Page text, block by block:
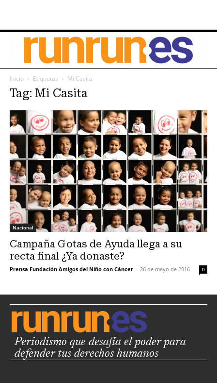
Inicio Etiquetas Mi Casita
Tag: Mi Casita
Nacional
Campaña Gotas de Ayuda llega a su
recta final ¿Ya donaste?
Prensa Fundación Amigos del Niño con Cáncer - 26 de mayo de 2016 0
Periodismo que desafía el poder para
defender tus derechos humanos